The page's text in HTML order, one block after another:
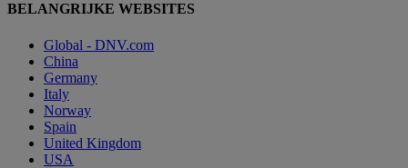
BELANGRIJKE WEBSITES
Global - DNV.com
China
Germany
Italy
Norway
Spain
United Kingdom
USA